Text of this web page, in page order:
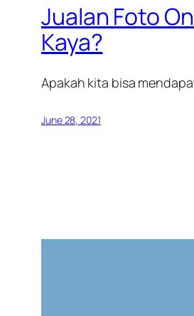
Jualan Foto
Kaya?
Apakah kita bisa
June 28, 2021